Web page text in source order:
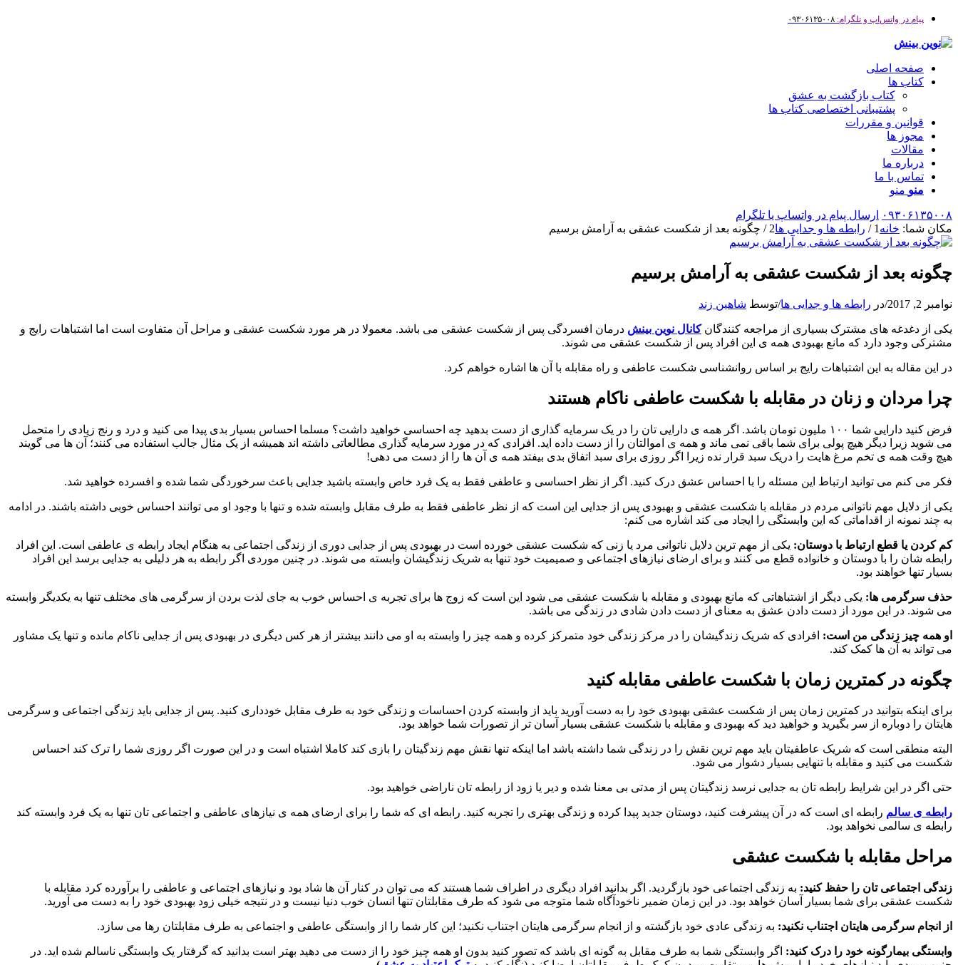
پیام در واتس‌اپ و تلگرام: ۰۹۳۰۶۱۳۵۰۰۸
صفحه اصلی
کتاب ها
کتاب بازگشت به عشق
پشتیبانی اختصاصی کتاب ها
قوانین و مقررات
مجوز ها
مقالات
درباره ما
تماس با ما
منو منو
۰۹۳۰۶۱۳۵۰۰۸
ارسال پیام در واتساپ یا تلگرام
مکان شما: خانه 1
/ رابطه ها و جدایی ها2
/ چگونه بعد از شکست عشقی به آرامش برسیم
چگونه بعد از شکست عشقی به آرامش برسیم
نوامبر 2, 2017 /در رابطه ها و جدایی ها/توسط شاهین زند
یکی از دغدغه های مشترک بسیاری از مراجعه کنندگانکانال نوین بینش درمان افسردگی پس از شکست عشقی می باشد. معمولا در هر مورد شکست عشقی و مراحل آن متفاوت است اما اشتباهات رایج و
مشترکی وجود دارد که مانع بهبودی همه ی این افراد پس از شکست عشقی می شوند.
در این مقاله به این اشتباهات رایج بر اساس روانشناسی شکست عاطفی و راه مقابله با آن ها اشاره خواهم کرد.
چرا مردان و زنان در مقابله با شکست عاطفی ناکام هستند
فرض کنید دارایی شما ۱۰۰ ملیون تومان باشد. اگر همه ی دارایی تان را در یک سرمایه گذاری از دست بدهید چه احساسی خواهید داشت؟ مسلما احساس بسیار بدی پیدا می کنید و درد و رنج زیادی را متحمل
می شوید زیرا دیگر هیچ پولی برای شما باقی نمی ماند و همه ی اموالتان را از دست داده اید. افرادی که در مورد سرمایه گذاری مطالعاتی داشته اند همیشه از یک مثال جالب استفاده می کنند؛ آن ها می گویند
هیچ وقت همه ی تخم مرغ هایت را دریک سبد قرار نده زیرا اگر روزی برای سبد اتفاق بدی بیفتد همه ی آن ها را از دست می دهی!
فکر می کنم می توانید ارتباط این مسئله را با احساس عشق درک کنید. اگر از نظر احساسی و عاطفی فقط به یک فرد خاص وابسته باشید جدایی باعث سرخوردگی شما شده و افسرده خواهید شد.
یکی از دلایل مهم ناتوانی مردم در مقابله با شکست عشقی و بهبودی پس از جدایی این است که از نظر عاطفی فقط به طرف مقابل وابسته شده و تنها با وجود او می توانند احساس خوبی داشته باشند. در ادامه
به چند نمونه از اقداماتی که این وابستگی را ایجاد می کند اشاره می کنم:
کم کردن یا قطع ارتباط با دوستان: یکی از مهم ترین دلایل ناتوانی مرد یا زنی که شکست عشقی خورده است در بهبودی پس از جدایی دوری از زندگی اجتماعی به هنگام ایجاد رابطه ی عاطفی است. این افراد
رابطه شان را با دوستان و خانواده قطع می کنند و برای ارضای نیازهای اجتماعی و صمیمیت خود تنها به شریک زندگیشان وابسته می شوند. در چنین موردی اگر رابطه به هر دلیلی به جدایی برسد این افراد
بسیار تنها خواهند بود.
حذف سرگرمی ها: یکی دیگر از اشتباهاتی که مانع بهبودی و مقابله با شکست عشقی می شود این است که زوج ها برای تجربه ی احساس خوب به جای لذت بردن از سرگرمی های مختلف تنها به یکدیگر وابسته
می شوند. در این مورد از دست دادن عشق به معنای از دست دادن شادی در زندگی می باشد.
او همه چیز زندگی من است: افرادی که شریک زندگیشان را در مرکز زندگی خود متمرکز کرده و همه چیز را وابسته به او می دانند بیشتر از هر کس دیگری در بهبودی پس از جدایی ناکام مانده و تنها یک مشاور
می تواند به آن ها کمک کند.
چگونه در کمترین زمان با شکست عاطفی مقابله کنید
برای اینکه بتوانید در کمترین زمان پس از شکست عشقی بهبودی خود را به دست آورید باید از وابسته کردن احساسات و زندگی خود به طرف مقابل خودداری کنید. پس از جدایی باید زندگی اجتماعی و سرگرمی
هایتان را دوباره از سر بگیرید و خواهید دید که بهبودی و مقابله با شکست عشقی بسیار آسان تر از تصورات شما خواهد بود.
البته منطقی است که شریک عاطفیتان باید مهم ترین نقش را در زندگی شما داشته باشد اما اینکه تنها نقش مهم زندگیتان را بازی کند کاملا اشتباه است و در این صورت اگر روزی شما را ترک کند احساس
شکست می کنید و مقابله با تنهایی بسیار دشوار می شود.
حتی اگر در این شرایط رابطه تان به جدایی نرسد زندگیتان پس از مدتی بی معنا شده و دیر یا زود از رابطه تان ناراضی خواهید بود.
رابطه ی سالم رابطه ای است که در آن پیشرفت کنید، دوستان جدید پیدا کرده و زندگی بهتری را تجربه کنید. رابطه ای که شما را برای ارضای همه ی نیازهای عاطفی و اجتماعی تان تنها به یک فرد وابسته کند
رابطه ی سالمی نخواهد بود.
مراحل مقابله با شکست عشقی
زندگی اجتماعی تان را حفظ کنید: به زندگی اجتماعی خود بازگردید. اگر بدانید افراد دیگری در اطراف شما هستند که می توان در کنار آن ها شاد بود و نیازهای اجتماعی و عاطفی را برآورده کرد مقابله با
شکست عشقی برای شما بسیار آسان خواهد بود. در این زمان ضمیر ناخودآگاه شما متوجه می شود که طرف مقابلتان تنها انسان خوب دنیا نیست و در نتیجه خیلی زود بهبودی خود را به دست می آورید.
از انجام سرگرمی هایتان اجتناب نکنید: به زندگی عادی خود بازگشته و از انجام سرگرمی هایتان اجتناب نکنید؛ این کار شما را از وابستگی عاطفی و اجتماعی به طرف مقابلتان رها می سازد.
وابستگی بیمارگونه خود را درک کنید: اگر وابستگی شما به طرف مقابل به گونه ای باشد که تصور کنید بدون او همه چیز خود را از دست می دهید بهتر است بدانید که گرفتار یک وابستگی ناسالم شده اید. در